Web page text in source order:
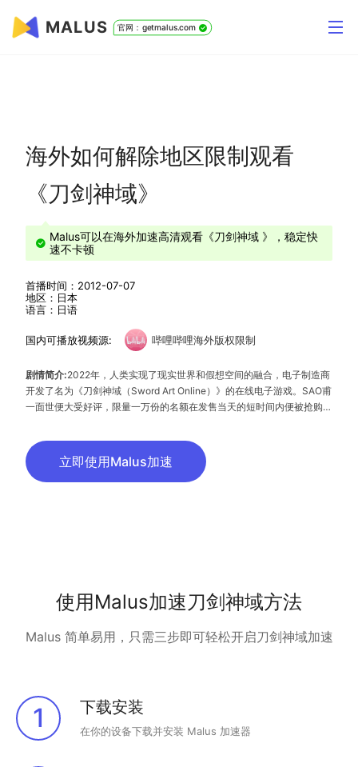
MALUS 官网：getmalus.com
海外如何解除地区限制观看
《刀剑神域》
Malus可以在海外加速高清观看《刀剑神域 》，稳定快
速不卡顿
首播时间：2012-07-07
地区：日本
语言：日语
国内可播放视频源: 哔哩哔哩海外版权限制
剧情简介:2022年，人类实现了现实世界和假想空间的融合，电子制造商
开发了名为《刀剑神域（Sword Art Online）》的在线电子游戏。SAO甫
一面世便大受好评，限量一万份的名额在发售当天的短时间内便被抢购一
——浮游城市艾恩葛朗特。玩家在这里可以生活、练武、升级、经商、探
险，与真实世界别无二致，却拥有无上的乐趣。曾是少数封测玩家的桐人
也是这一万名幸运者中的一员。最初的兴奋过后，玩家们却发现根本无法
立即使用Malus加速
使用Malus加速刀剑神域方法
Malus 简单易用，只需三步即可轻松开启刀剑神域加速
1 下载安装
在你的设备下载并安装 Malus 加速器